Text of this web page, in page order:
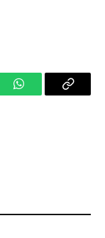
WhatsAppCopy